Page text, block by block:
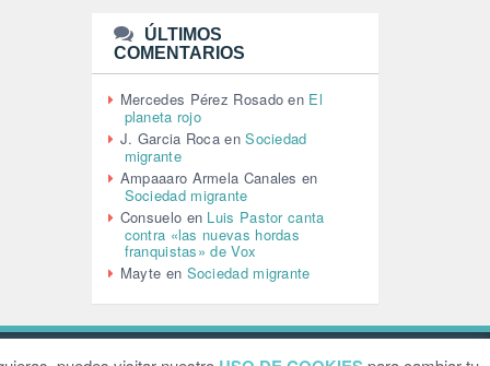
MEMORIA HISTÓRICA (232)
MONARQUÍA (26)
NATURALEZA (1)
PALESTINA (8)
PARTICIPACIÓN CIUDADANA (393)
PAZ (2)
PENSIONES (12)
PEPE MUJICA (2)
PESCADORES (1)
POBREZA (2)
POLÍTICA INTERNACIONAL (367)
POLÍTICA VALENCIA (358)
ÚLTIMOS
COMENTARIOS
Mercedes Pérez Rosado en El
planeta rojo
J. Garcia Roca enSociedad
migrante
Ampaaaro Armela Canales en
Sociedad migrante
Consuelo en Luis Pastor canta
contra «las nuevas hordas
franquistas» de Vox
Mayte en Sociedad migrante